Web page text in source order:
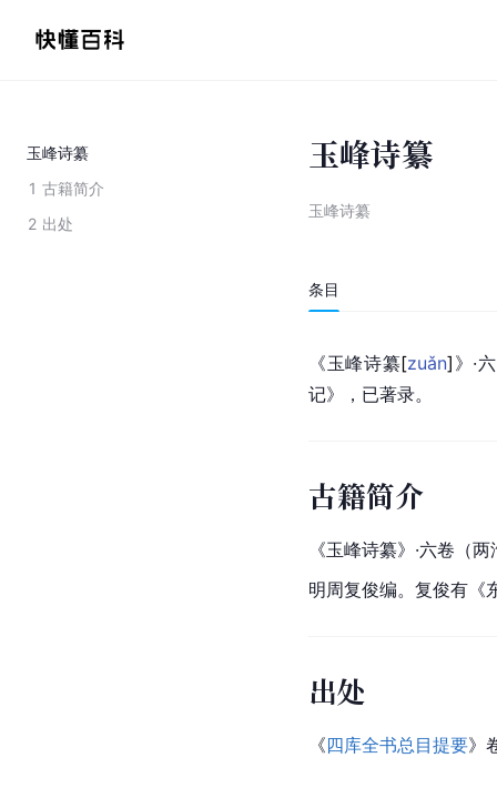
玉峰诗纂
1 古籍简介
2 出处
玉峰诗纂
玉峰诗纂
条目
《玉峰诗纂[zuǎn] 》·
记》，已著录。
古籍简介
《玉峰诗纂》·六卷（
明周复俊编。复俊有《
出处
《四库全书总目提要》